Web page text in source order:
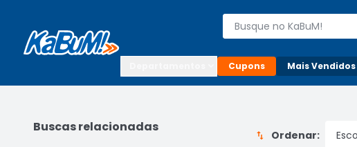
Buscar produtos
Cupons Mais Vendidos
Buscas relacionadas
Ordenar: